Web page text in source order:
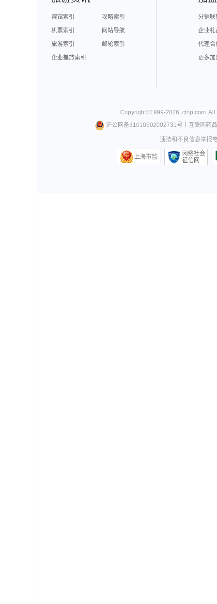
宾馆索引
攻略索引
机票索引
网站导航
旅游索引
邮轮索引
企业差旅索引
分销联
企业礼
代理合
更多
Copyright©1999-2026,ctrip.com.
沪公网备31010502002731号
互联网药
违法和不良信息举报
上海市监
网络社会
征信网